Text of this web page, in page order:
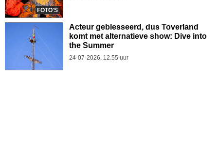
FOTO'S
Acteur geblesseerd, dus Toverland
komt met alternatieve show: Dive into
the Summer
24-07-2026, 12.55 uur